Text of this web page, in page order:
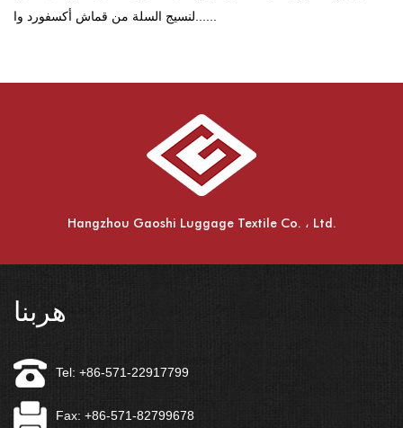
Hangzhou Gaoshi Luggage Textile Co. ، Ltd.
هربنا
Tel: +86-571-22917799
Fax: +86-571-82799678